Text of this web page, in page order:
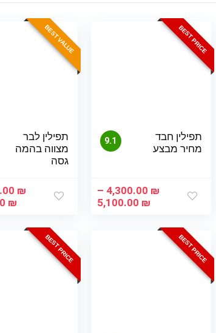
BEST PRICE
9.1
תפילין חבד
מחיר מבצע
4,300.00 ₪
–
5,100.00 ₪
⁦4,300.00 ₪⁩
BEST VALUE
תפילין לבר
מצווה בהמה
גסה
₪
₪
BEST PRICE
BEST PRICE